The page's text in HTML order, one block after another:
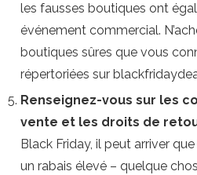
les fausses boutiques ont
événement commercial.
boutiques sûres que vous
répertoriées sur
Renseignez-vous sur les
vente et les droits de
Black Friday, il peut arriver
un rabais élevé – quelque